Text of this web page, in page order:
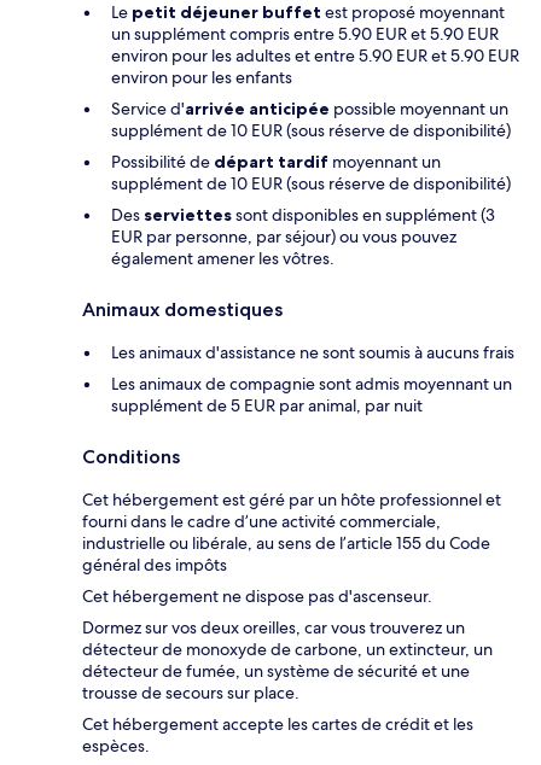
Le petit déjeuner buffet est proposé moyennant
un supplément compris entre 5.90 EUR et 5.90 EUR
environ pour les adultes et entre 5.90 EUR et 5.90 EUR
environ pour les enfants
Service d'arrivée anticipée possible moyennant un
supplément de 10 EUR (sous réserve de disponibilité)
Possibilité de départ tardif moyennant un
supplément de 10 EUR (sous réserve de disponibilité)
Des serviettessont disponibles en supplément (3
EUR par personne, par séjour) ou vous pouvez
également amener les vôtres.
Animaux domestiques
Les animaux d'assistance ne sont soumis à aucuns frais
Les animaux de compagnie sont admis moyennant un
supplément de 5 EUR par animal, par nuit
Conditions
Cet hébergement est géré par un hôte professionnel et
fourni dans le cadre d’une activité commerciale,
industrielle ou libérale, au sens de l’article 155 du Code
général des impôts
Cet hébergement ne dispose pas d'ascenseur.
Dormez sur vos deux oreilles, car vous trouverez un
détecteur de monoxyde de carbone, un extincteur, un
détecteur de fumée, un système de sécurité et une
trousse de secours sur place.
Cet hébergement accepte les cartes de crédit et les
espèces.